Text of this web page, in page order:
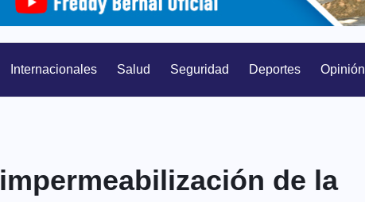
Internacionales Salud Seguridad Deportes Opinión
de la